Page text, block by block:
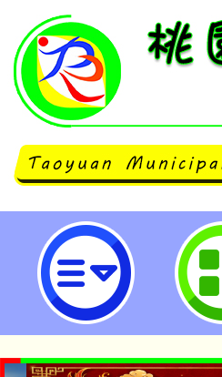
「B4各領域/科目
學領域互動教學